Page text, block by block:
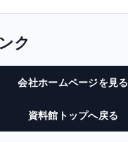
ク
会社ホームページを見る
資料館トップへ戻る